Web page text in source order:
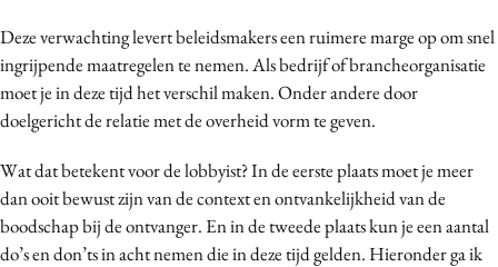
Effectiviteit
Gedragsverandering
Influencer marketing
Martech
Media
Merkstrategie
Deze verwachting levert beleidsmakers een ruimere marge op om snel
ingrijpende maatregelen te nemen. Als bedrijf of brancheorganisatie
moet je in deze tijd het verschil maken. Onder andere door
doelgericht de relatie met de overheid vorm te geven.
Wat dat betekent voor de lobbyist? In de eerste plaats moet je meer
dan ooit bewust zijn van de context en ontvankelijkheid van de
boodschap bij de ontvanger. En in de tweede plaats kun je een aantal
do’s en don’ts in acht nemen die in deze tijd gelden. Hieronder ga ik